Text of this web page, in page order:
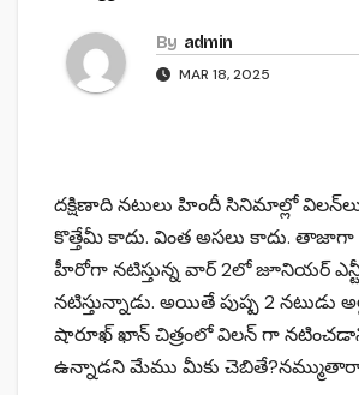
By admin
MAR 18, 2025
దక్షిణాది నటులు హిందీ సినిమాల్లో
కొత్తేమీ కాదు. వింత అసలు కాదు.
హీరోగా నటిస్తున్న వార్ 2లో జూనియర్
నటిస్తున్నాడు. అయితే పుష్ప 2 నటుడు
షారూఖ్ ఖాన్ చిత్రంలో విలన్ గా
ఉన్నాడని మేము మీకు